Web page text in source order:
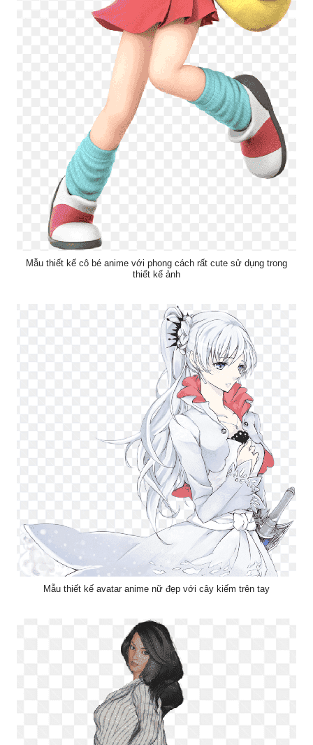
Mẫu thiết kế cô bé anime với phong cách rất cute sử dụng trong
thiết kế ảnh
Mẫu thiết kế avatar anime nữ đẹp với cây kiếm trên tay